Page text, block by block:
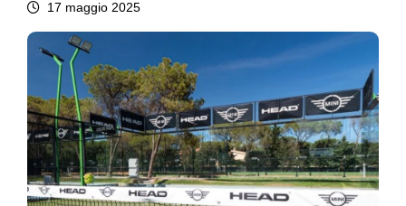
17 maggio 2025